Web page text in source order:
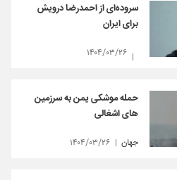
سروده‌ای از احمدرضا درویش
برای ایران
۱۴۰۴/۰۳/۲۶
حمله موشکی یمن به سرزمین
های اشغالی
جهان ۱۴۰۴/۰۳/۲۶